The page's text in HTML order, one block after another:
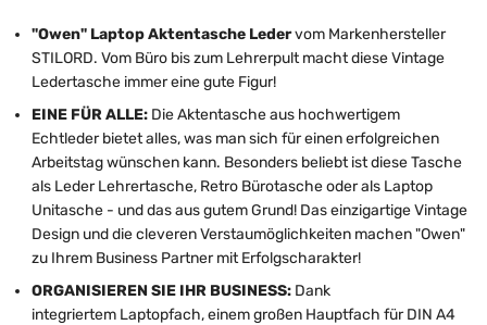
"Owen" Laptop Aktentasche Ledervom Markenhersteller
STILORD. Vom Büro bis zum Lehrerpult macht diese Vintage
Ledertasche immer eine gute Figur!
EINE FÜR ALLE: Die Aktentasche aus hochwertigem
Echtleder bietet alles, was man sich für einen erfolgreichen
Arbeitstag wünschen kann. Besonders beliebt ist diese Tasche
als Leder Lehrertasche, Retro Bürotasche oder als Laptop
Unitasche - und das aus gutem Grund! Das einzigartige Vintage
Design und die cleveren Verstaumöglichkeiten machen "Owen"
zu Ihrem Business Partner mit Erfolgscharakter!
ORGANISIEREN SIE IHR BUSINESS: Dank
integriertem Laptopfach, einem großen Hauptfach für DIN A4